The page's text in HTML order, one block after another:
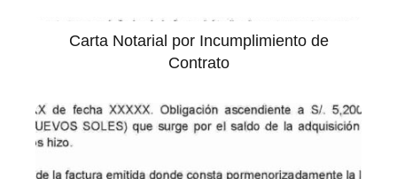
Carta Notarial por Incumplimiento de
Contrato